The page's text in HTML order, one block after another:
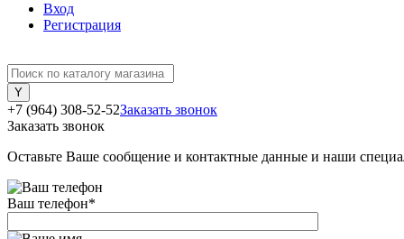
Вход
Регистрация
+7 (964) 308-52-52Заказать звонок
Заказать звонок
Оставьте Ваше сообщение и контактные данные и наши
Ваш телефон*